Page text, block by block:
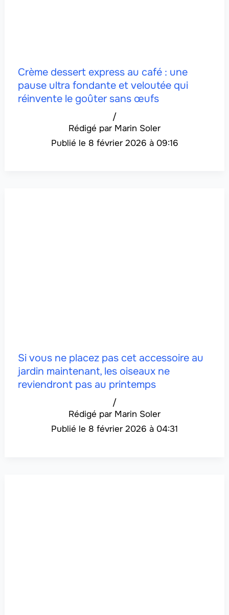
Crème dessert express au café : une
pause ultra fondante et veloutée qui
réinvente le goûter sans œufs
Marin Soler
/
8 février 2026 à 09:16
Si vous ne placez pas cet accessoire au
jardin maintenant, les oiseaux ne
reviendront pas au printemps
Marin Soler
/
8 février 2026 à 04:31